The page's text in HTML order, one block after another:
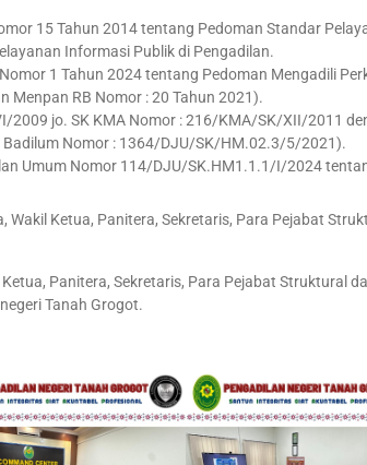
15 Tahun 2014 tentang Pedoman Standar
Informasi Publik di Pengadilan.
1 Tahun 2024 tentang Pedoman Mengadili
Menpan RB Nomor : 20 Tahun 2021).
2009 jo. SK KMA Nomor : 216/KMA/SK/XII/2011
Badilum Nomor : 1364/DJU/SK/HM.02.3/5/2021).
Umum Nomor 114/DJU/SK.HM1.1.1/I/2024
Wakil Ketua, Panitera, Sekretaris, Para Pejabat
Panitera, Sekretaris, Para Pejabat Struktural
Tanah Grogot.